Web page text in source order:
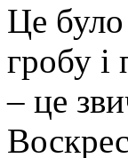
Це
гробу
– це